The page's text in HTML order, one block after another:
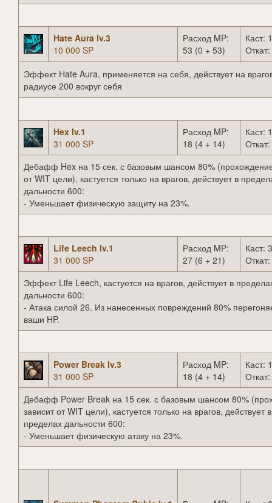
Hate Aura lv.3
10 000 SP
Расход MP:
53 (0 + 53)
Каст:
Эффект Hate Aura, применяется на себя, действует на
радиусе 200 вокруг себя
Hex lv.1
31 000 SP
Расход MP:
18 (4 + 14)
Каст:
Дебафф Hex на 15 сек. с базовым шансом 80%
от WIT цели), кастуется только на врагов, действует в
дальности 600:
- Уменьшает физическую защиту на 23%.
Life Leech lv.1
31 000 SP
Расход MP:
27 (6 + 21)
Каст:
Эффект Life Leech, кастуется на врагов, действует в
дальности 600:
- Атака силой 26. Из нанесенных повреждений 80%
ваши HP.
Power Break lv.3
31 000 SP
Расход MP:
18 (4 + 14)
Каст:
Дебафф Power Break на 15 сек. с базовым шансом 80%
зависит от WIT цели), кастуется только на врагов, действует в
пределах дальности 600:
- Уменьшает физическую атаку на 23%.